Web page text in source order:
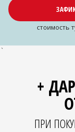
cтоимость
`
+
ПРИ